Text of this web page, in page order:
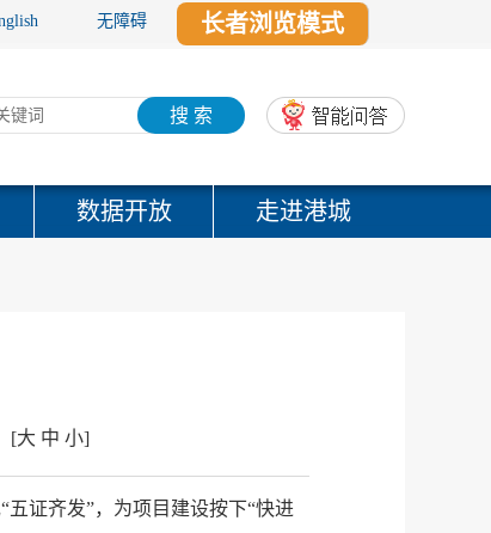
无障碍 长者浏览模式
搜 索
数据开放 走进港城
[大 中 小]
证齐发”，为项目建设按下“快进